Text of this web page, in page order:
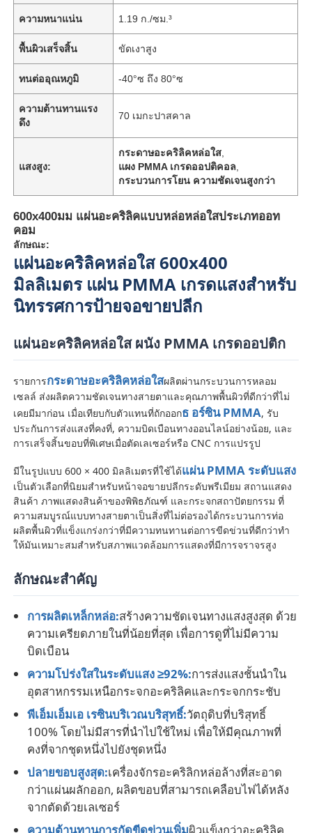
บ้าน
ผลิตภัณฑ์
เกี่ยวกับเรา
ติดต่อเรา
ข่าว
ทุกกรณี
Blog
ขออ้าง
ความหนาแน่น 1.19 ก./ซม.³
พื้นผิวเสร็จสิ้น ขัดเงาสูง
ทนต่ออุณหภูมิ -40°ซ ถึง 80°ซ
ความต้านทานแรง
ดึง
70 เมกะปาสคาล
แสงสูง:
กระดาษอะคริลิคหล่อใส
แผง PMMA เกรดออปติคอล
กระบวนการโยน ความชัดเจนสูงกว่า
600x400มม แผ่นอะคริลิคแบบหล่อหล่อใสประเภทออท
คอม
ลักษณะ:
แผ่นอะคริลิคหล่อใส 600x400
มิลลิเมตร แผ่น PMMA เกรดแสงสําหรับ
นิทรรศการป้ายจอขายปลีก
แผ่นอะคริลิคหล่อใส ผนัง PMMA เกรดออปติก
รายการกระดาษอะคริลิคหล่อใสผลิตผ่านกระบวนการหลอม
เซลล์ ส่งผลิตความชัดเจนทางสายตาและคุณภาพพื้นผิวที่ดีกว่าที่ไม่
เคยมีมาก่อน เมื่อเทียบกับตัวแทนที่ถักออกธ อร์ซิน PMMA, รับ
ประกันการส่งแสงที่คงที่, ความบิดเบือนทางออนไลน์อย่างน้อย, และ
การเสร็จสิ้นขอบที่พิเศษเมื่อตัดเลเซอร์หรือ CNC การแปรรูป
มีในรูปแบบ 600 × 400 มิลลิเมตรที่ใช้ได้แผ่น PMMA ระดับแสง
เป็นตัวเลือกที่นิยมสําหรับหน้าจอขายปลีกระดับพรีเมียม สถานแสดง
สินค้า ภาพแสดงสินค้าของพิพิธภัณฑ์ และกระจกสถาปัตยกรรม ที่
ความสมบูรณ์แบบทางสายตาเป็นสิ่งที่ไม่ต่อรองได้กระบวนการท่อ
ผลิตพื้นผิวที่แข็งแกร่งกว่าที่มีความทนทานต่อการขีดข่วนที่ดีกว่าทํา
ให้มันเหมาะสมสําหรับสภาพแวดล้อมการแสดงที่มีการจราจรสูง
ลักษณะสําคัญ
การผลิตเหล็กหล่อ:สร้างความชัดเจนทางแสงสูงสุด ด้วย
ความเครียดภายในที่น้อยที่สุด เพื่อการดูที่ไม่มีความ
บิดเบือน
ความโปร่งใสในระดับแสง ≥92%:การส่งแสงชั้นนําใน
อุตสาหกรรมเหนือกระจกอะคริลิคและกระจกกระชับ
พีเอ็มเอ็มเอ เรซินบริเวณบริสุทธิ์:วัตถุดิบที่บริสุทธิ์
100% โดยไม่มีสารที่นําไปใช้ใหม่ เพื่อให้มีคุณภาพที่
คงที่จากชุดหนึ่งไปยังชุดหนึ่ง
ปลายขอบสูงสุด:เครื่องจักรอะคริลิกหล่อล้างที่สะอาด
กว่าแผ่นผลักออก, ผลิตขอบที่สามารถเคลือบไฟได้หลัง
จากตัดด้วยเลเซอร์
ความต้านทานการกัดขีดข่วนเพิ่มผิวแข็งกว่าอะคริลิค